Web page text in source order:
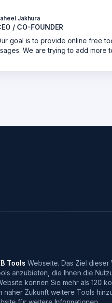
Jakhura
/ CO-FOUNDER
goal is to provide online free
We are trying to add more
Tools Webseite. Das Ziel dieser
anzubieten, die Ihnen die
können Sie mehr als 120
naher Zukunft weitere Tools